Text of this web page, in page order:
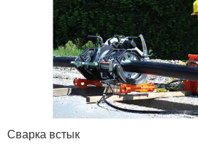
Сварка встык